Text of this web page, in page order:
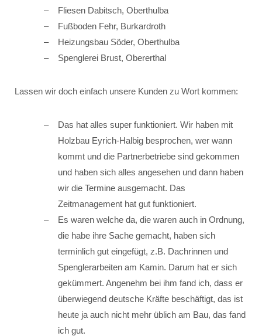
Fliesen Dabitsch, Oberthulba
Fußboden Fehr, Burkardroth
Heizungsbau Söder, Oberthulba
Spenglerei Brust, Obererthal
Lassen wir doch einfach unsere Kunden zu Wort kommen:
Das hat alles super funktioniert. Wir haben mit
Holzbau Eyrich-Halbig besprochen, wer wann
kommt und die Partnerbetriebe sind gekommen
und haben sich alles angesehen und dann haben
wir die Termine ausgemacht. Das
Zeitmanagement hat gut funktioniert.
Es waren welche da, die waren auch in Ordnung,
die habe ihre Sache gemacht, haben sich
terminlich gut eingefügt, z.B. Dachrinnen und
Spenglerarbeiten am Kamin. Darum hat er sich
gekümmert. Angenehm bei ihm fand ich, dass er
überwiegend deutsche Kräfte beschäftigt, das ist
heute ja auch nicht mehr üblich am Bau, das fand
ich gut.